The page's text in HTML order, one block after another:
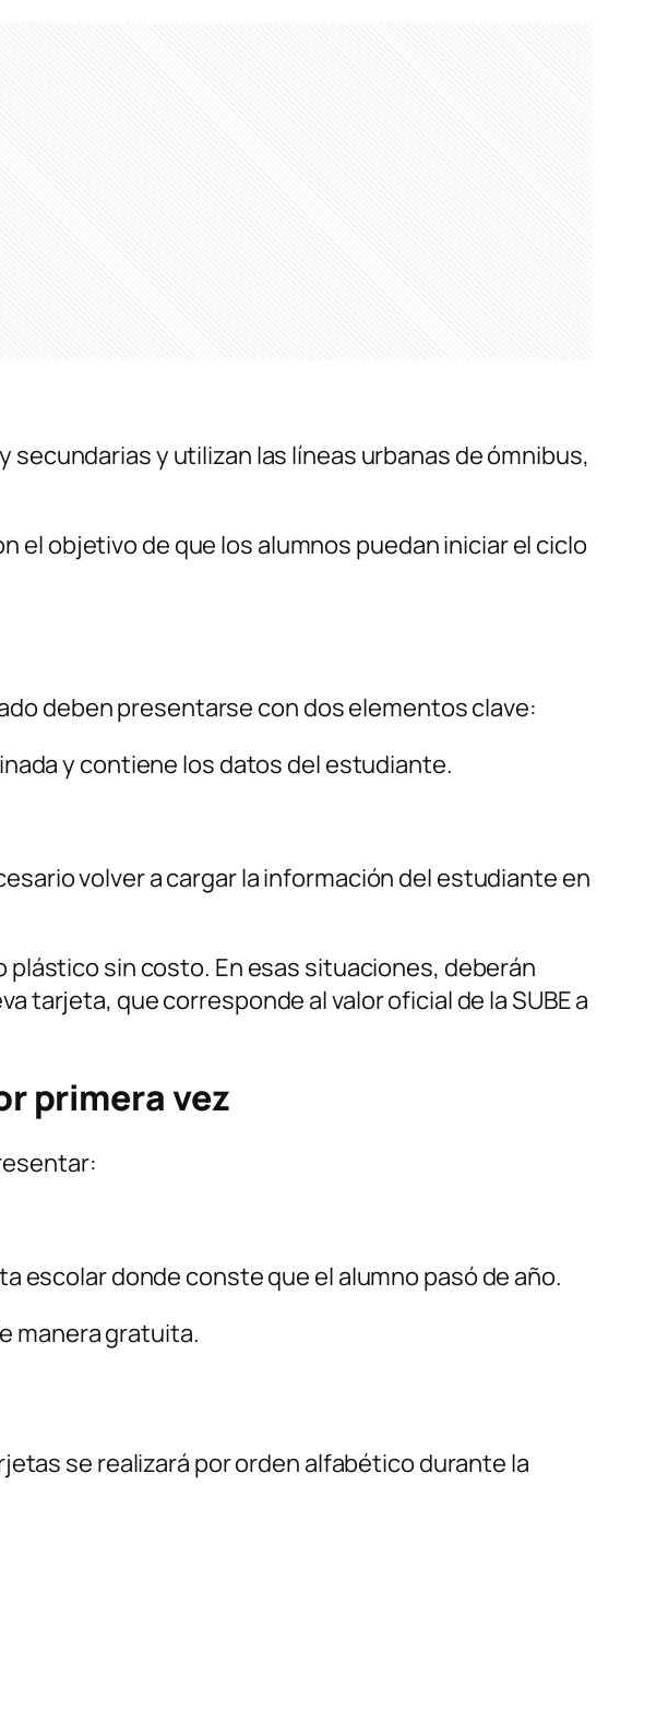
y utilizan las líneas urbanas de ómnibus,
el objetivo de que los alumnos puedan iniciar el ciclo
deben presentarse con dos elementos clave:
y contiene los datos del estudiante.
volver a cargar la información del estudiante en
plástico sin costo. En esas situaciones, deberán
tarjeta, que corresponde al valor oficial de la SUBE a
primera vez
escolar donde conste que el alumno pasó de año.
manera gratuita.
se realizará por orden alfabético durante la